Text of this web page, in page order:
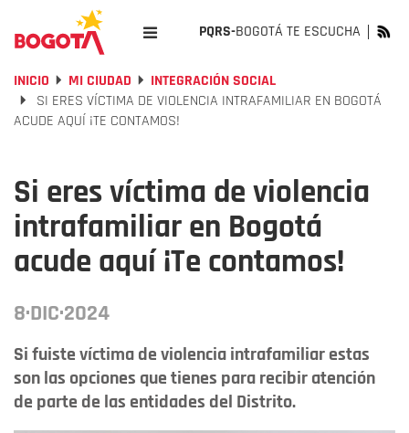
PQRS-BOGOTÁ TE ESCUCHA
INICIO MI CIUDAD
INTEGRACIÓN SOCIAL
SI ERES VÍCTIMA DE VIOLENCIA INTRAFAMILIAR EN BOGOTÁ
ACUDE AQUÍ ¡TE CONTAMOS!
Si eres víctima de violencia
intrafamiliar en Bogotá
acude aquí ¡Te contamos!
8·DIC·2024
Si fuiste víctima de violencia intrafamiliar estas
son las opciones que tienes para recibir atención
de parte de las entidades del Distrito.